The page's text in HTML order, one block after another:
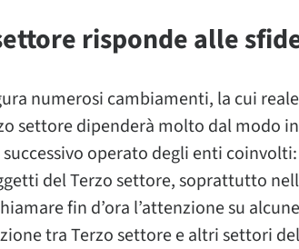
risponde alle
numerosi cambiamenti, la cui
settore dipenderà molto dal modo
operato degli enti
del Terzo settore, soprattutto
fin d’ora l’attenzione su
tra Terzo settore e altri settori